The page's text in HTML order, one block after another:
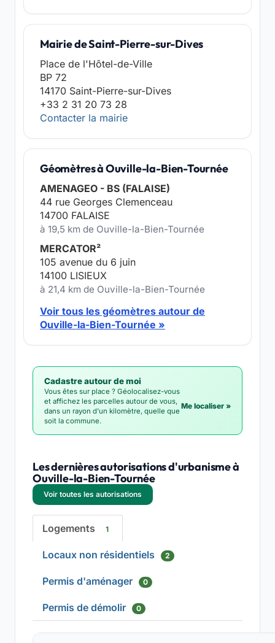
Mairie de Saint-Pierre-sur-Dives
Place de l'Hôtel-de-Ville
BP 72
14170 Saint-Pierre-sur-Dives
+33 2 31 20 73 28
Contacter la mairie
Géomètres à Ouville-la-Bien-Tournée
AMENAGEO - BS (FALAISE)
44 rue Georges Clemenceau
14700 FALAISE
à 19,5 km de Ouville-la-Bien-Tournée
MERCATOR²
105 avenue du 6 juin
14100 LISIEUX
à 21,4 km de Ouville-la-Bien-Tournée
Voir tous les géomètres autour de
Ouville-la-Bien-Tournée »
Cadastre autour de moi
Vous êtes sur place ? Géolocalisez-vous
et affichez les parcelles autour de vous,
dans un rayon d'un kilomètre, quelle que
soit la commune.
Me localiser »
Les dernières autorisations d'urbanisme à
Ouville-la-Bien-Tournée
Voir toutes les autorisations
Logements 1
Locaux non résidentiels 2
Permis d'aménager 0
Permis de démolir 0